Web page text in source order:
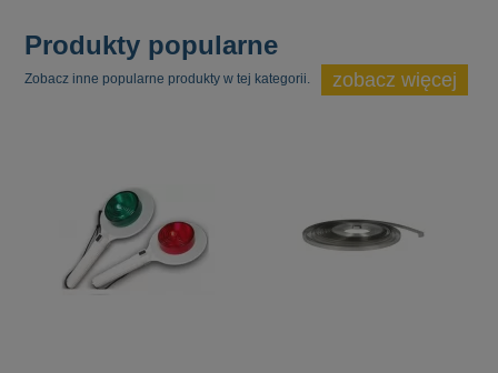
Produkty popularne
Zobacz inne popularne produkty w tej kategorii. zobacz więcej